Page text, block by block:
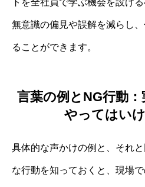
無意識の偏見や誤解を減らし
ることができます。
言葉の例とNG行動
やってはい
具体的な声かけの例と、それ
な行動を知っておくと、現場